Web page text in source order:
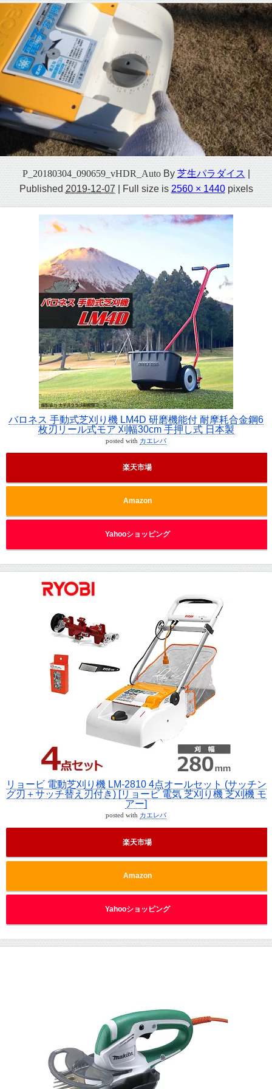
P_20180304_090659_vHDR_Auto By 芝生パラダイス
Published 2019-12-07 |Full size is2560 × 1440pixels
バロネス 手動式芝刈り機 LM4D 研磨機能付 耐摩耗合金鋼6
枚刃リール式モア 刈幅30cm 手押し式 日本製
posted with カエレバ
楽天市場
Amazon
Yahooショッピング
リョービ 電動芝刈り機 LM-2810 4点オールセット (サッチン
グ刃＋サッチ替え刃付き) [リョービ 電気 芝刈り機 芝刈機 モ
アー]
posted with カエレバ
楽天市場
Amazon
Yahooショッピング